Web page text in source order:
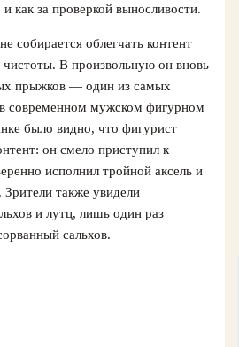
как за проверкой выносливости.
собирается облегчать контент
чистоты. В произвольную он вновь
прыжков — один из самых
современном мужском фигурном
было видно, что фигурист
он смело приступил к
исполнил тройной аксель и
Зрители также увидели
и лутц, лишь один раз
сальхов.